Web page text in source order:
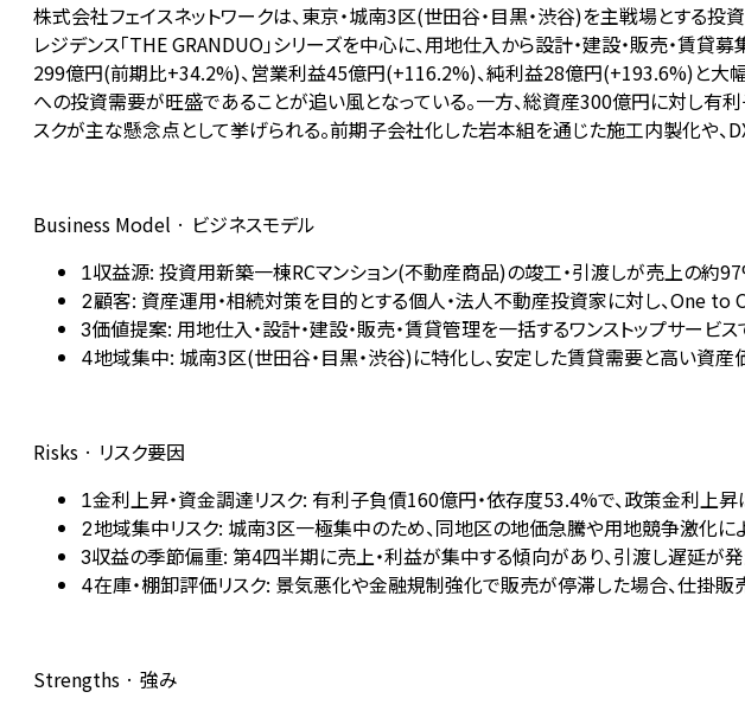
株式会社フェイスネットワークは、東京・城南3区(世田谷・目黒・渋谷)を主戦場とする
レジデンス「THE GRANDUO」シリーズを中心に、用地仕入から設計・建設・販売・賃
299億円(前期比+34.2%)、営業利益45億円(+116.2%)、純利益28億円(+193.6%)と大
への投資需要が旺盛であることが追い風となっている。一方、総資産300億円に対し
スクが主な懸念点として挙げられる。前期子会社化した岩本組を通じた施工内製化や
Business Model · ビジネスモデル
1収益源: 投資用新築一棟RCマンション(不動産商品)の竣工・引渡しが売上の約
2顧客: 資産運用・相続対策を目的とする個人・法人不動産投資家に対し、One to
3価値提案: 用地仕入・設計・建設・販売・賃貸管理を一括するワンストップサービ
4地域集中: 城南3区(世田谷・目黒・渋谷)に特化し、安定した賃貸需要と高い資産
Risks · リスク要因
1金利上昇・資金調達リスク: 有利子負債160億円・依存度53.4%で、政策金利上
2地域集中リスク: 城南3区一極集中のため、同地区の地価急騰や用地競争激化に
3収益の季節偏重: 第4四半期に売上・利益が集中する傾向があり、引渡し遅延が
4在庫・棚卸評価リスク: 景気悪化や金融規制強化で販売が停滞した場合、仕掛
Strengths · 強み